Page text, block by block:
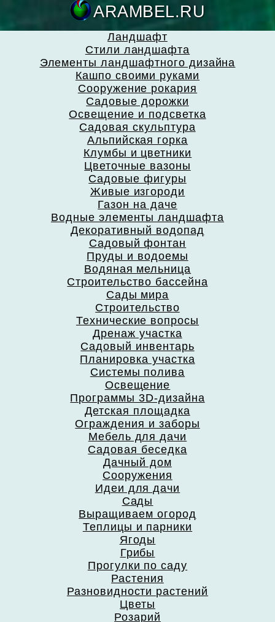
Ландшафт
Стили ландшафта
Элементы ландшафтного дизайна
Кашпо своими руками
Сооружение рокария
Садовые дорожки
Освещение и подсветка
Садовая скульптура
Альпийская горка
Клумбы и цветники
Цветочные вазоны
Садовые фигуры
Живые изгороди
Газон на даче
Водные элементы ландшафта
Декоративный водопад
Садовый фонтан
Пруды и водоемы
Водяная мельница
Строительство бассейна
Сады мира
Строительство
Технические вопросы
Дренаж участка
Садовый инвентарь
Планировка участка
Системы полива
Освещение
Программы 3D-дизайна
Детская площадка
Ограждения и заборы
Мебель для дачи
Садовая беседка
Дачный дом
Сооружения
Идеи для дачи
Сады
Выращиваем огород
Теплицы и парники
Ягоды
Грибы
Прогулки по саду
Растения
Разновидности растений
Цветы
Розарий